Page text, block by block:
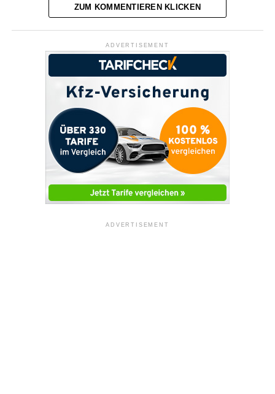
ZUM KOMMENTIEREN KLICKEN
ADVERTISEMENT
ADVERTISEMENT